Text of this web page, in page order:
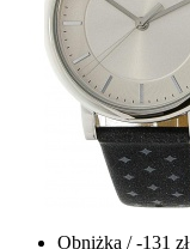
Obniżka / -131 zł